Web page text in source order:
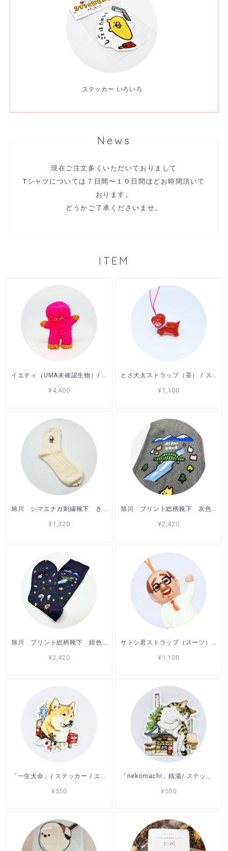
ステッカー いろいろ
News
現在ご注文多くいただいておりまして
Tシャツについては７日間〜１０日間ほどお時間頂いて
おります。
どうかご了承くださいませ。
ITEM
イエティ（UMA未確認生物）/ ソフビ / デハラユキノリ
¥4,400
とさ犬太ストラップ（茶） / ストラップ / デハラユキノリ
¥1,100
旭川 シマエナガ刺繍靴下 きなり色 / 靴下 / アッコモン
¥1,320
旭川 プリント総柄靴下 灰色 / 靴下 / アッコモン
¥2,420
旭川 プリント総柄靴下 紺色 / 靴下 / アッコモン
¥2,420
サトシ君ストラップ（スーツ） / ストラップ / デハラユキノリ
¥1,100
¥550 ¥550